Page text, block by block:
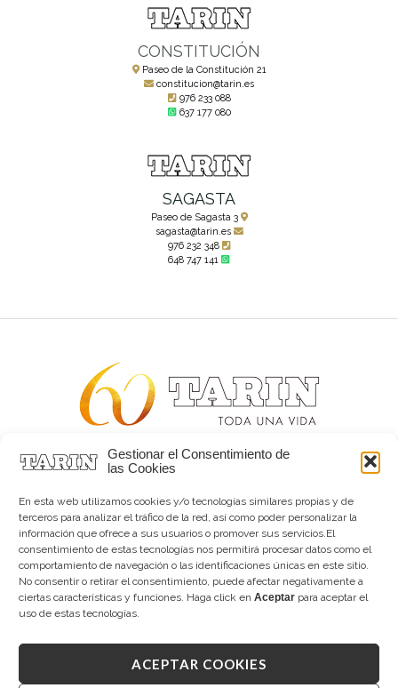
Gestionar el Consentimiento de
las Cookies
En esta web utilizamos cookies y/o tecnologías similares propias y de
terceros para analizar el tráfico de la red, así como poder personalizar la
información que ofrece a sus usuarios o promover sus servicios.El
consentimiento de estas tecnologías nos permitirá procesar datos como el
comportamiento de navegación o las identificaciones únicas en este sitio.
No consentir o retirar el consentimiento, puede afectar negativamente a
ciertas características y funciones. Haga click en Aceptar para aceptar el
uso de estas tecnologías.
ACEPTAR COOKIES
CONSTITUCIÓN
Paseo de la Constitución 21
constitucion@tarin.es
976 233 088
637 177 080
SAGASTA
Paseo de Sagasta 3
sagasta@tarin.es
976 232 348
648 747 141
Alta joyería desde 1963
Tarín Magazine
Contacto
Copyright © 2026 Tarín Joyeros